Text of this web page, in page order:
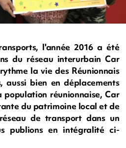
l'année 2016 a été
du réseau interurbain Car
la vie des Réunionnais
aussi bien en déplacements
population réunionnaise, Car
du patrimoine local et de
de transport dans un
publions en intégralité ci-